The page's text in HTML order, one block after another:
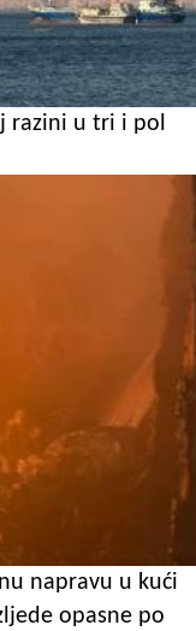
razini u tri i pol
napravu u kući
opasne po